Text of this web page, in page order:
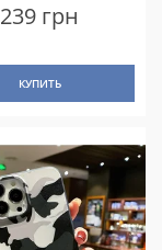
239 грн
КУПИТЬ